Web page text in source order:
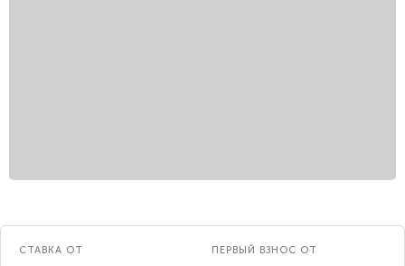
СТАВКА ОТ ПЕРВЫЙ ВЗНОС ОТ